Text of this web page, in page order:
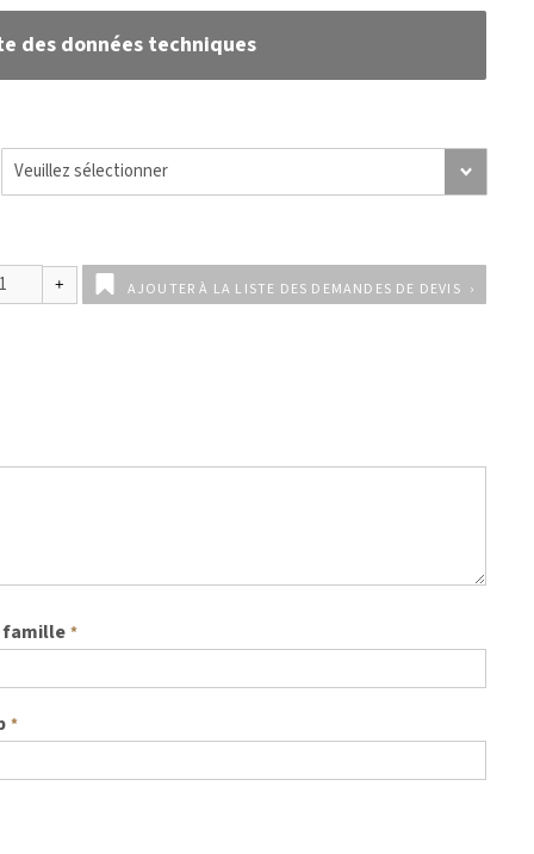
des données techniques
AJOUTER À LA LISTE DES DEMANDES DE DEVIS
famille *
*